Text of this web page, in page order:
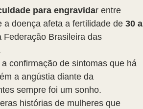
para engravidar entre
a doença afeta a fertilidade de 30 a
Brasileira das
confirmação de sintomas que há
a angústia diante da
sempre foi um sonho.
histórias de mulheres que